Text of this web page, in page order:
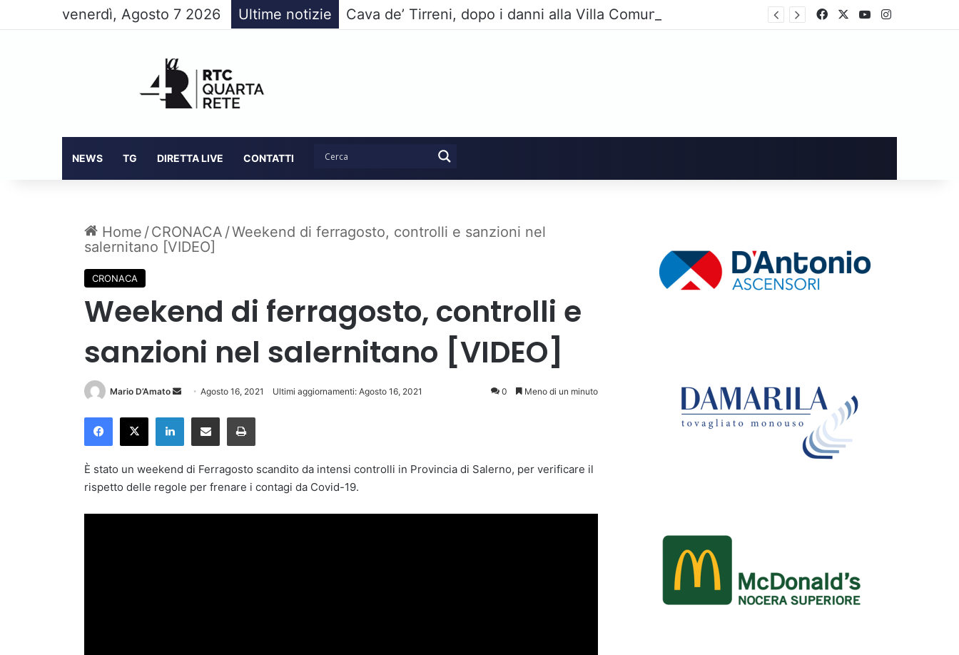
venerdì, Agosto 7 2026 Ultime notizie FacebookYou TubeInstagram
NEWS TG DIRETTA LIVE CONTATTI
Home /CRONACA /Weekend di ferragosto, controlli e sanzioni nel
salernitano [VIDEO]
CRONACA
Weekend di ferragosto, controlli e
sanzioni nel salernitano [VIDEO]
Mario D’Amato
Invia Agosto 16, 2021 Ultimi aggiornamenti: Agosto 16, 2021 0 Meno di un minuto
Facebook
X LinkedIn
Condividi via EmailStampa
È stato un weekend di Ferragosto scandito da intensi controlli in Provincia di Salerno, per verificare il
rispetto delle regole per frenare i contagi da Covid-19.